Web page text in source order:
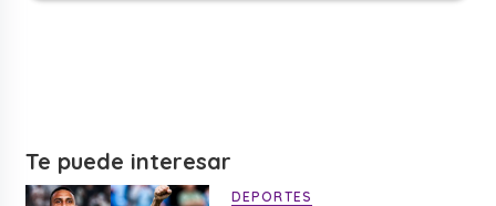
Te puede interesar
DEPORTES